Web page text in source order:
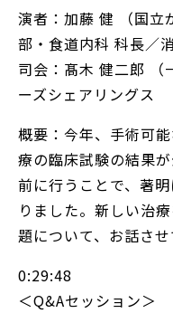
演者：加藤 健 （国立
部・食道内科 科長／
司会：髙木 健二郎 （
ーズシェアリングス
概要：今年、手術可
療の臨床試験の結果
前に行うことで、著
りました。新しい治
題について、お話させ
0:29:48
＜Q&Aセッション＞